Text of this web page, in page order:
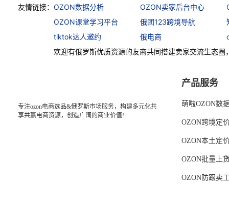
友情链接： OZON数据分析 OZON卖家后台中心
OZON课堂学习平台
俄团123跨境导航
tiktok达人邀约
俄电商
欢迎有俄罗斯优质资源的友商共同搭建卖家交流生态圈
专注ozon电商选品&俄罗斯市场服务，构建多元化共
享共赢电商资源，创造广阔的商业价值!
产品服务
萌啦OZON数
OZON跨境定
OZON本土定
OZON批量上
OZON防跟卖